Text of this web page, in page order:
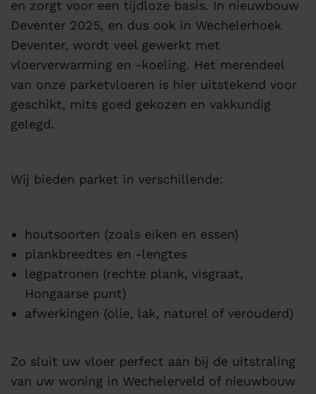
en zorgt voor een tijdloze basis. In nieuwbouw
Deventer 2025, en dus ook in Wechelerhoek
Deventer, wordt veel gewerkt met
vloerverwarming en -koeling. Het merendeel
van onze parketvloeren is hier uitstekend voor
geschikt, mits goed gekozen en vakkundig
gelegd.
Wij bieden parket in verschillende:
houtsoorten (zoals eiken en essen)
plankbreedtes en -lengtes
legpatronen (rechte plank, visgraat,
Hongaarse punt)
afwerkingen (olie, lak, naturel of verouderd)
Zo sluit uw vloer perfect aan bij de uitstraling
van uw woning in Wechelerveld of nieuwbouw